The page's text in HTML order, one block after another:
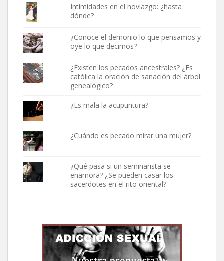
Intimidades en el noviazgo: ¿hasta
dónde?
¿Conoce el demonio lo que pensamos y
oye lo que decimos?
¿Existen los pecados ancestrales? ¿Es
católica la oración de sanación del árbol
genealógico?
¿Es mala la acupuntura?
¿Cuándo es pecado mirar una mujer?
¿Qué pasa si un seminarista se
enamora? ¿Se pueden casar los
sacerdotes en el rito oriental?